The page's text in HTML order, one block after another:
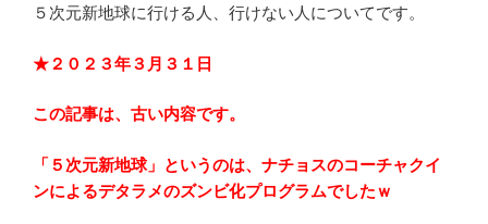
５次元新地球に行ける人、行けない人についてです。
★２０２３年３月３１日
この記事は、古い内容です。
「５次元新地球」というのは、ナチョスのコーチャクイ
ンによるデタラメのズンビ化プログラムでしたｗ